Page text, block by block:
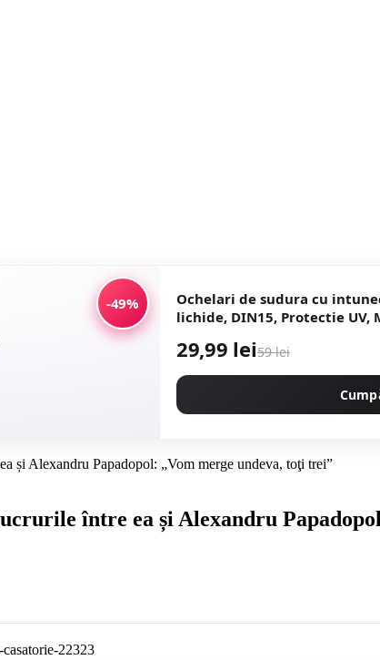
-49%
Ochelari de sudura cu
lichide, DIN15, Protectie UV,
29,99 lei59 lei
și Alexandru Papadopol: „Vom merge undeva, toţi trei”
între ea și Alexandru